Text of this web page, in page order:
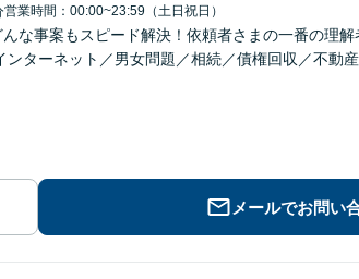
営業時間：00:00~23:59（土日祝日）
な事案もスピード解決！依頼者さまの一番の理
ターネット／男女問題／相続／債権回収／不動
メールでお問い